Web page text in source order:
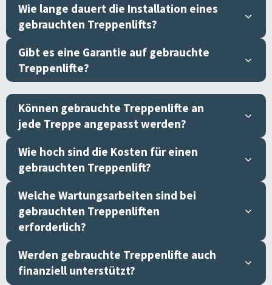
Wie lange dauert die Installation eines
gebrauchten Treppenlifts?
Gibt es eine Garantie auf gebrauchte
Treppenlifte?
Können gebrauchte Treppenlifte an
jede Treppe angepasst werden?
Wie hoch sind die Kosten für einen
gebrauchten Treppenlift?
Welche Wartungsarbeiten sind bei
gebrauchten Treppenliften
erforderlich?
Werden gebrauchte Treppenlifte auch
finanziell unterstützt?